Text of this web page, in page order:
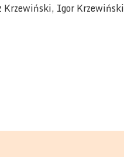
Krzewiński, Igor Krzewiński